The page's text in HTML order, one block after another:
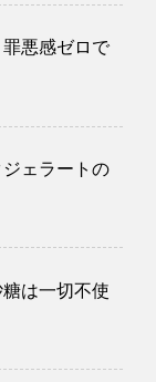
悪感ゼロで
ェラートの
は一切不使